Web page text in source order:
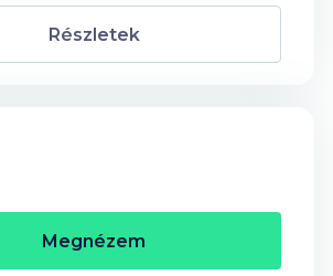
Részletek
Megnézem